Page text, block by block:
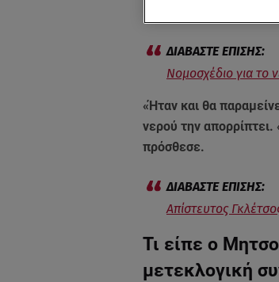
Νομοσχέδιο για το
«Ήταν και θα
νερού την
πρόσθεσε.
Απίστευτος
Τι είπε ο
μετεκλογική